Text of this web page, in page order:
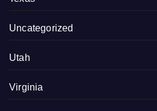
Uncategorized
Utah
Virginia